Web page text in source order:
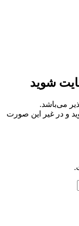
شوید
می‌باشد.
و در غیر این صورت